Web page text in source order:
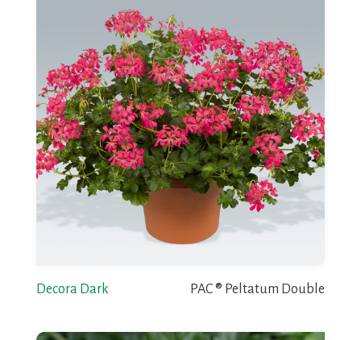
Decora Dark PAC ® Peltatum Double